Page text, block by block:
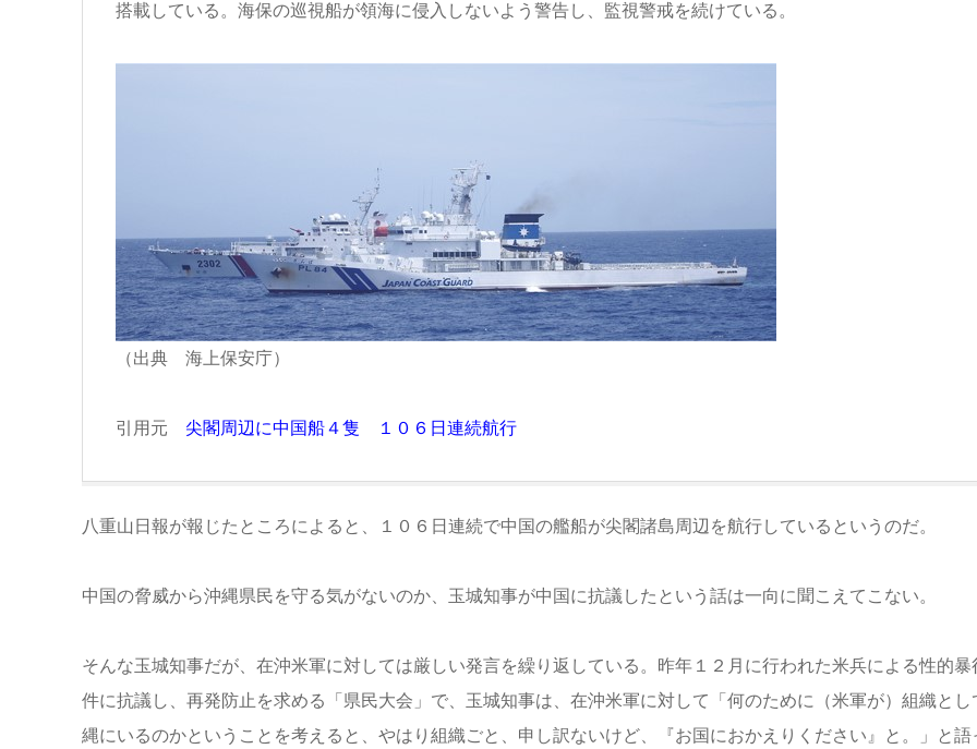
搭載している。海保の巡視船が領海に侵入しないよう警告し、監視警戒を続けている。
（出典 海上保安庁）
引用元 尖閣周辺に中国船４隻 １０６日連続航行
八重山日報が報じたところによると、１０６日連続で中国の艦船が尖閣諸島周辺を航行しているというのだ。
中国の脅威から沖縄県民を守る気がないのか、玉城知事が中国に抗議したという話は一向に聞こえてこない。
そんな玉城知事だが、在沖米軍に対しては厳しい発言を繰り返している。昨年１２月に行われた米兵による性的暴
件に抗議し、再発防止を求める「県民大会」で、玉城知事は、在沖米軍に対して「何のために（米軍が）組織とし
縄にいるのかということを考えると、やはり組織ごと、申し訳ないけど、『お国におかえりください』と。」と語